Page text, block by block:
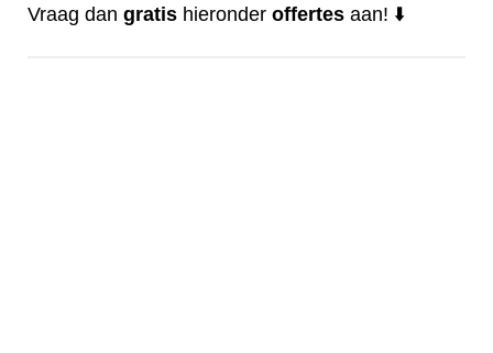
Vraag dan gratis hieronder offertes aan! ⬇️